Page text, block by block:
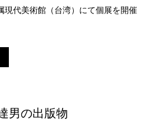
現代美術館（台湾）にて個展を開催
男の出版物